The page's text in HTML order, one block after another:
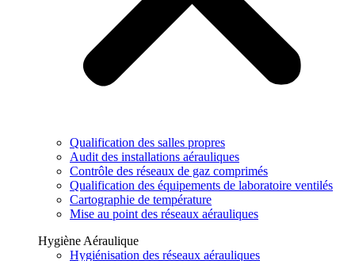
Qualification des salles propres
Audit des installations aérauliques
Contrôle des réseaux de gaz comprimés
Qualification des équipements de laboratoire ventilés
Cartographie de température
Mise au point des réseaux aérauliques
Hygiène Aéraulique
Hygiénisation des réseaux aérauliques